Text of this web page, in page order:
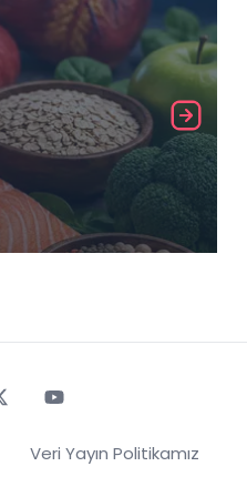
Veri Yayın Politikamız